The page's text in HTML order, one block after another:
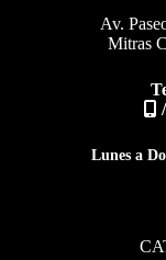
Av.
Mitras
Lunes a